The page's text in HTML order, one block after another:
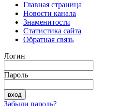
Главная страница
Новости канала
Знаменитости
Статистика сайта
Обратная связь
Логин
Пароль
Забыли пароль?